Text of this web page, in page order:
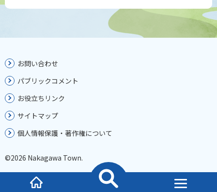
お問い合わせ
パブリックコメント
お役立ちリンク
サイトマップ
個人情報保護・著作権について
©2026 Nakagawa Town.